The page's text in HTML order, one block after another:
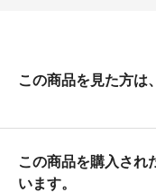
この商品を見た方は
この商品を購入され
います。